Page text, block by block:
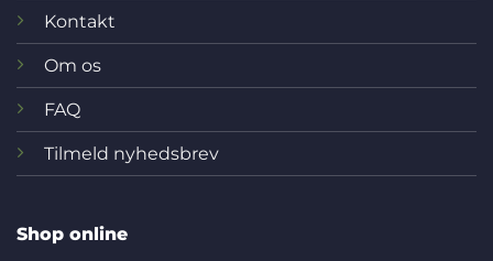
Kontakt
Om os
FAQ
Tilmeld nyhedsbrev
Shop online